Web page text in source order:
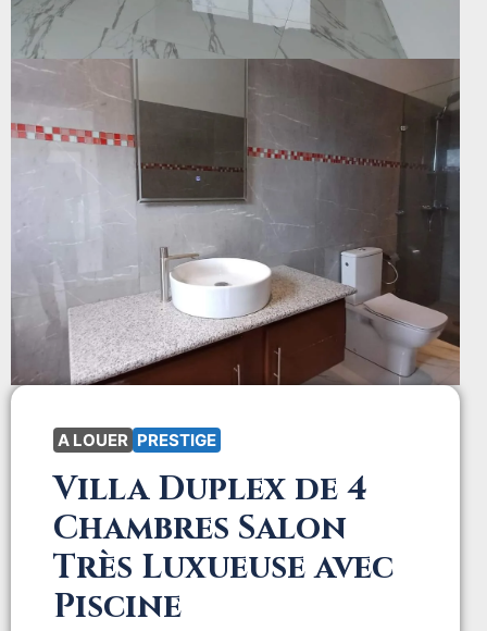
A LOUER PRESTIGE
Villa Duplex de 4
Chambres Salon
Très Luxueuse avec
Piscine